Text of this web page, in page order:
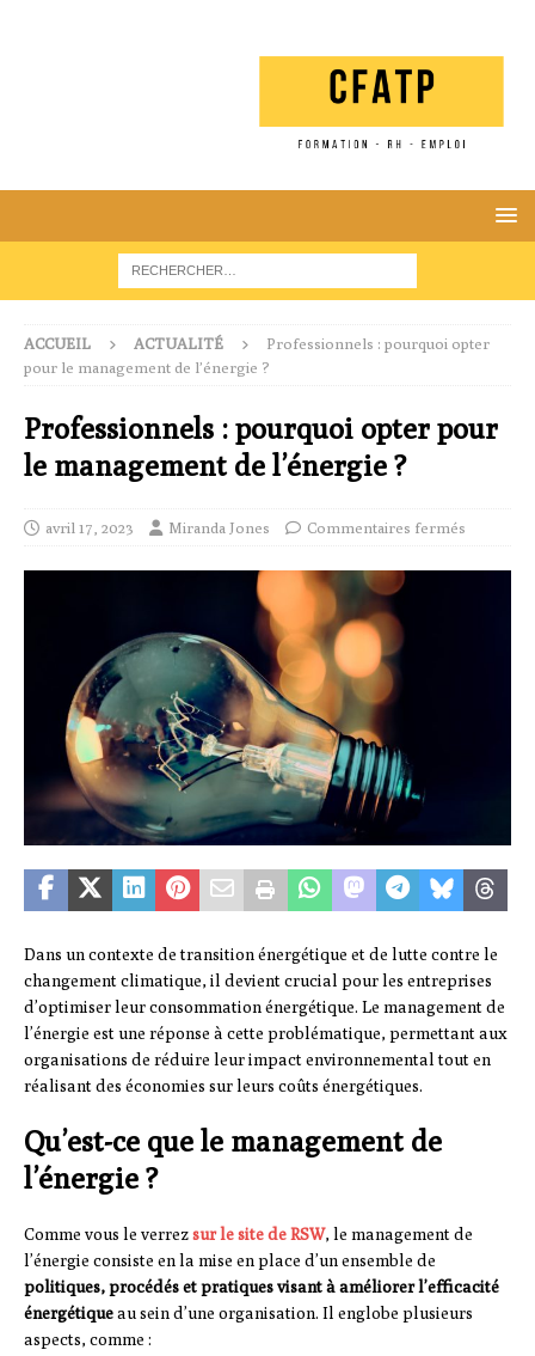
ACCUEIL ACTUALITÉ
Professionnels : pourquoi opter
pour le management de l’énergie ?
Professionnels : pourquoi opter pour
le management de l’énergie ?
avril 17, 2023 Miranda Jones Commentaires fermés
Dans un contexte de transition énergétique et de lutte contre le
changement climatique, il devient crucial pour les entreprises
d’optimiser leur consommation énergétique. Le management de
l’énergie est une réponse à cette problématique, permettant aux
organisations de réduire leur impact environnemental tout en
réalisant des économies sur leurs coûts énergétiques.
Qu’est-ce que le management de
l’énergie ?
Comme vous le verrezsur le site de RSW, le management de
l’énergie consiste en la mise en place d’un ensemble de
politiques, procédés et pratiques visant à améliorer l’efficacité
énergétiqueau sein d’une organisation. Il englobe plusieurs
aspects, comme :